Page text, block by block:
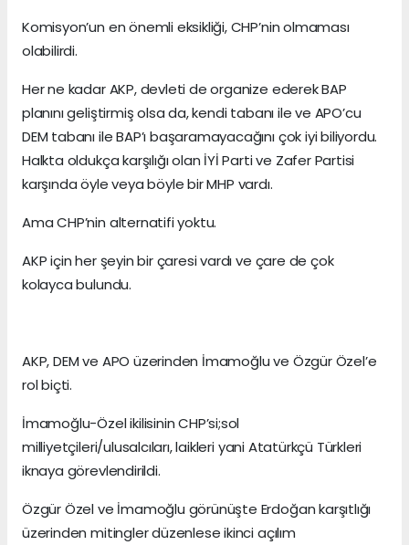
Komisyon’un en önemli eksikliği, CHP’nin olmaması
olabilirdi.
Her ne kadar AKP, devleti de organize ederek BAP
planını geliştirmiş olsa da, kendi tabanı ile ve APO’cu
DEM tabanı ile BAP’ı başaramayacağını çok iyi biliyordu.
Halkta oldukça karşılığı olan İYİ Parti ve Zafer Partisi
karşında öyle veya böyle bir MHP vardı.
Ama CHP’nin alternatifi yoktu.
AKP için her şeyin bir çaresi vardı ve çare de çok
kolayca bulundu.
AKP, DEM ve APO üzerinden İmamoğlu ve Özgür Özel’e
rol biçti.
İmamoğlu-Özel ikilisinin CHP’si;sol
milliyetçileri/ulusalcıları, laikleri yani Atatürkçü Türkleri
iknaya görevlendirildi.
Özgür Özel ve İmamoğlu görünüşte Erdoğan karşıtlığı
üzerinden mitingler düzenlese ikinci açılım